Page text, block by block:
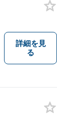
詳細を見
る